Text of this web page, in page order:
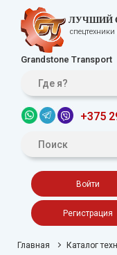
ЛУЧШИЙ
спецтехники
Grandstone Transport
Где я?
+375
Войти
Регистрация
Главная Каталог